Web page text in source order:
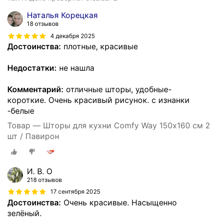
Наталья Корецкая
18 отзывов
4 декабря 2025
Достоинства: плотные, красивые
Недостатки: не нашла
Комментарий: отличные шторы, удобные-
короткие. Очень красивый рисунок. с изнанки
-белые
Товар — Шторы для кухни Comfy Way 150х160 см 2
шт / Павирон
И. В. О
218 отзывов
17 сентября 2025
Достоинства: Очень красивые. Насыщенно
зелёный.